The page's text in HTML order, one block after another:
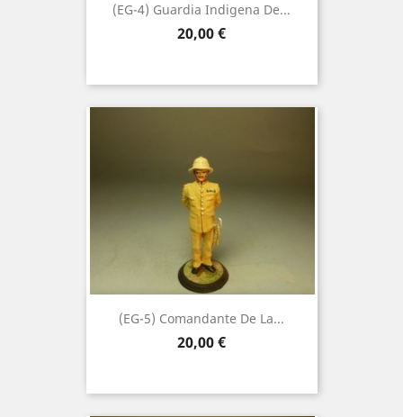
(EG-4) Guardia Indigena De...
Precio
20,00 €
(EG-5) Comandante De La...
Precio
20,00 €